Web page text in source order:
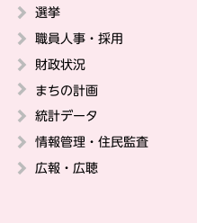
選挙
職員人事・採用
財政状況
まちの計画
統計データ
情報管理・住民監査
広報・広聴